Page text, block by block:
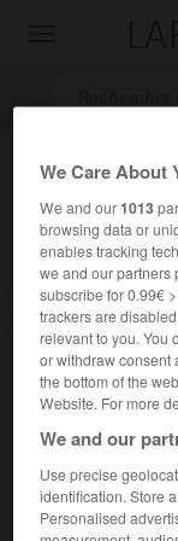
Accueil>
Cet article est
mondial des
Prédicateur et
We Care About
We and our1013
browsing data or
enables tracking
we and our partners
subscribe for 0.99€
trackers are
relevant to you. You
or withdraw consent
the bottom of the
Website. For more
We and our
Use precise
identification. Store
Personalised